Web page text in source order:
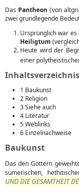
Das Pantheon (von
zwei grundlegende
Ursprünglich war
Heiligtum
Heute wird der
einer
Inhaltsverzeichnis
1 Baukunst
2 Religion
3 Siehe auch
4 Literatur
5 Weblinks
6 Einzelnachweise
Baukunst
Das den Göttern
sumerischen,
UND DIE GESAMTHEIT